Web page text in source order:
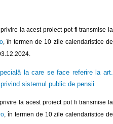
la acest proiect pot fi transmise la
, în termen de 10 zile calendaristice de
la care se face referire la art.
sistemul public de pensii
la acest proiect pot fi transmise la
, în termen de 10 zile calendaristice de